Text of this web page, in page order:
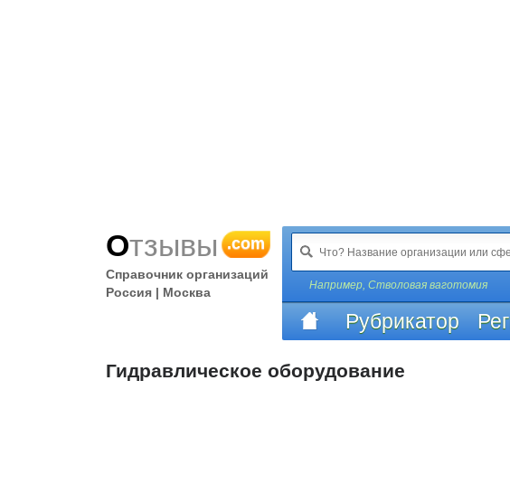
Отзывы .com
Справочник организаций
Россия | Москва
Например, Стволовая ваготомия
Рубрикатор
Гидравлическое оборудование